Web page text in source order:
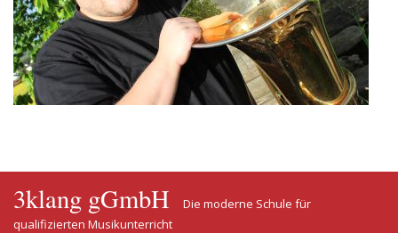
3klang gGmbH
Die moderne Schule für
qualifizierten Musikunterricht